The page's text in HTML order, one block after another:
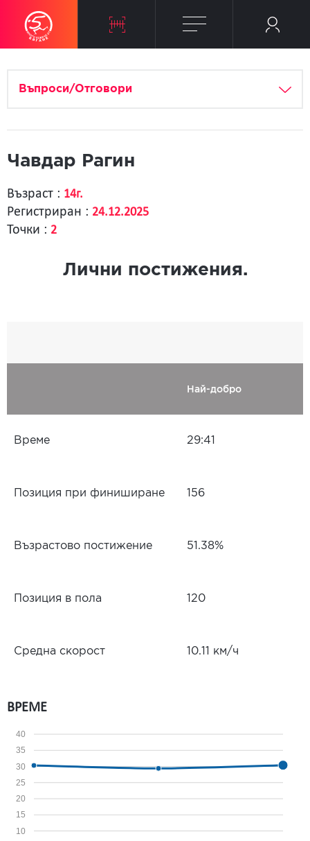
Въпроси/Отговори
Чавдар Рагин
Възраст : 14г.
Регистриран : 24.12.2025
Точки : 2
Лични постижения.
Най-добро
Време 29:41
Позиция при финиширане 156
Възрастово постижение 51.38%
Позиция в пола 120
Средна скорост 10.11 км/ч
ВРЕМЕ
10
15
20
25
30
35
40